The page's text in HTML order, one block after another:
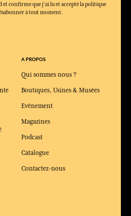
et confirme que j'ai lu et accepté la politique
à tout moment.
A PROPOS
Qui sommes nous ?
Boutiques, Usines & Musées
Evénement
Magazines
Podcast
Catalogue
Contactez-nous